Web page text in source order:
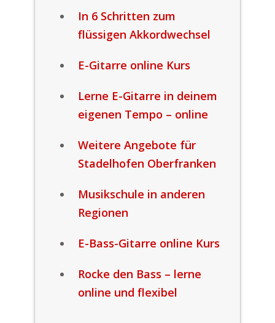
In 6 Schritten zum
flüssigen Akkordwechsel
E-Gitarre online Kurs
Lerne E-Gitarre in deinem
eigenen Tempo – online
Weitere Angebote für
Stadelhofen Oberfranken
Musikschule in anderen
Regionen
E-Bass-Gitarre online Kurs
Rocke den Bass – lerne
online und flexibel